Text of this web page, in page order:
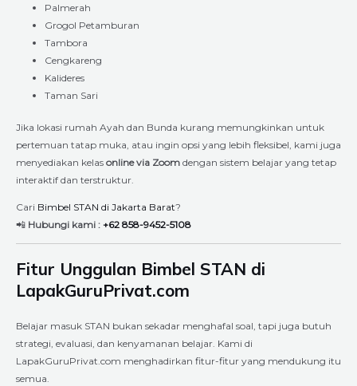
Palmerah
Grogol Petamburan
Tambora
Cengkareng
Kalideres
Taman Sari
Jika lokasi rumah Ayah dan Bunda kurang memungkinkan untuk
pertemuan tatap muka, atau ingin opsi yang lebih fleksibel, kami juga
menyediakan kelas online via Zoom dengan sistem belajar yang tetap
interaktif dan terstruktur.
Cari Bimbel STAN di Jakarta Barat?
📲 Hubungi kami : +62 858-9452-5108
Fitur Unggulan Bimbel STAN di
LapakGuruPrivat.com
Belajar masuk STAN bukan sekadar menghafal soal, tapi juga butuh
strategi, evaluasi, dan kenyamanan belajar. Kami di
LapakGuruPrivat.com menghadirkan fitur-fitur yang mendukung itu
semua.